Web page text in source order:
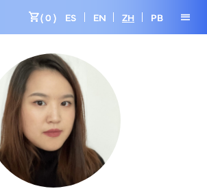
shopping_cart( 0 ) ES EN ZH PB menu